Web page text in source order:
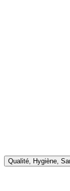
Qualité, Hygiène,